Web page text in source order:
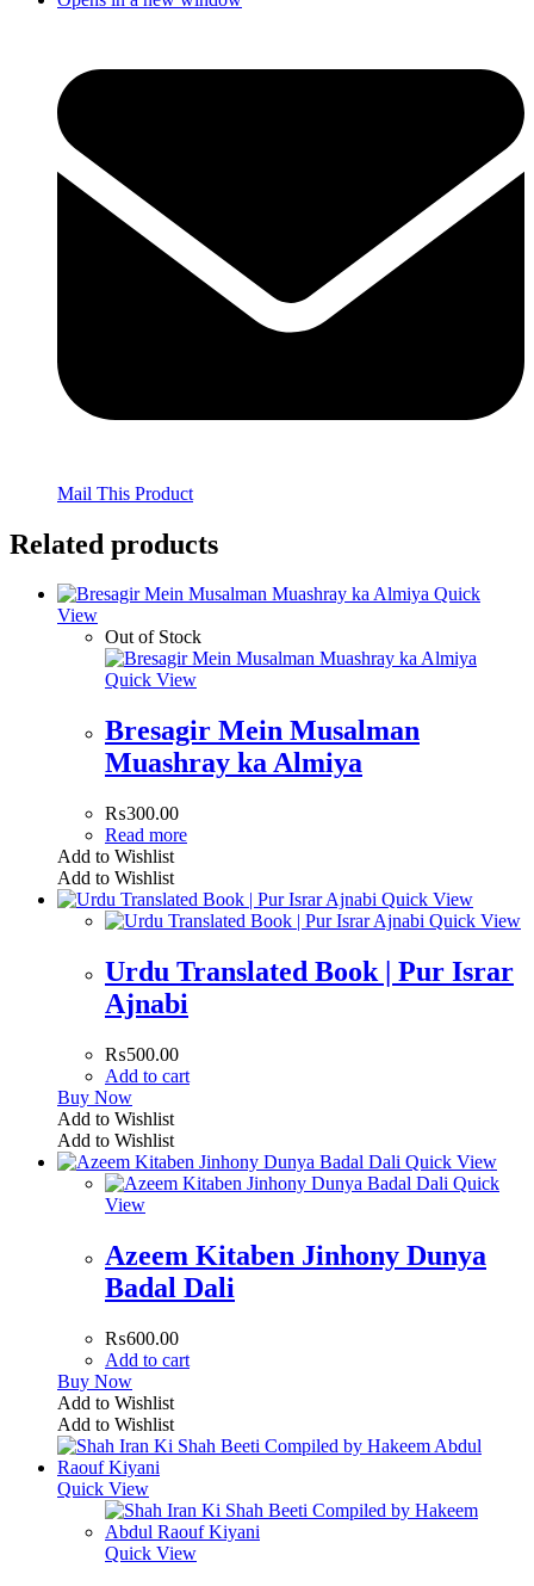
Mail This Product
Related products
Quick
View
Out of Stock
Quick View
Bresagir Mein Musalman
Muashray ka Almiya
₨300.00
Read more
Add to Wishlist
Add to Wishlist
Quick View
Quick View
Urdu Translated Book | Pur Israr
Ajnabi
₨500.00
Add to cart
Buy Now
Add to Wishlist
Add to Wishlist
Quick View
Quick
View
Azeem Kitaben Jinhony Dunya
Badal Dali
₨600.00
Add to cart
Buy Now
Add to Wishlist
Add to Wishlist
Quick View
Quick View